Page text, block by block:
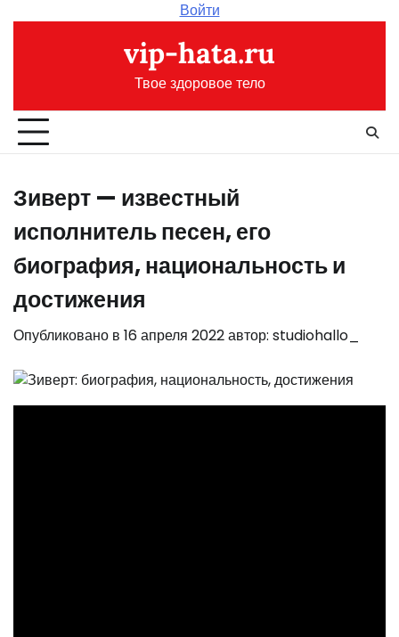
Войти
vip-hata.ru
Твое здоровое тело
Зиверт — известный
исполнитель песен, его
биография, национальность и
достижения
Опубликовано в 16 апреля 2022автор: studiohallo_